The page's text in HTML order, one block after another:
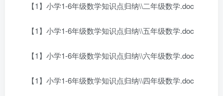
【1】小学1-6年级数学知识点归纳\\二年级数学.doc
【1】小学1-6年级数学知识点归纳\\五年级数学.doc
【1】小学1-6年级数学知识点归纳\\六年级数学.doc
【1】小学1-6年级数学知识点归纳\\四年级数学.doc